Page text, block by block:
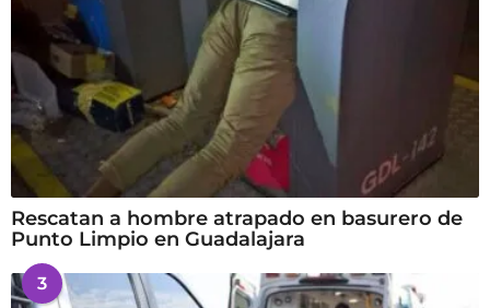
Rescatan a hombre atrapado en basurero de
Punto Limpio en Guadalajara
3